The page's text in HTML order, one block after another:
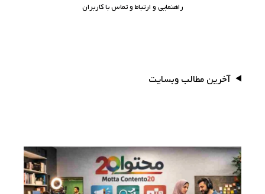
راهنمایی و ارتباط و تماس با کاربران
آخرین مطالب وبسایت